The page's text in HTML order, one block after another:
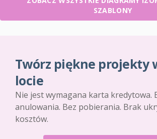
SZABLONY
Twórz piękne projekty
locie
Nie jest wymagana karta kredytowa.
anulowania. Bez pobierania. Brak
kosztów.